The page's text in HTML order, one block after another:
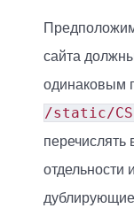
сайта
одинаковым
/static/
отдельности